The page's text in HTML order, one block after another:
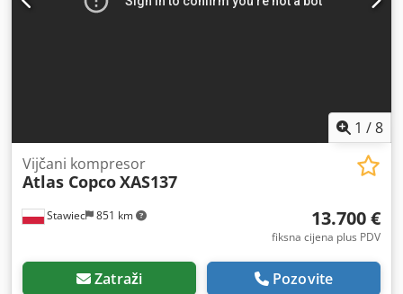
1 /8
Stawiec 851 km
Vijčani kompresor
Atlas CopcoXAS137
13.700 €
fiksna cijena plus PDV
Zatraži Pozovite